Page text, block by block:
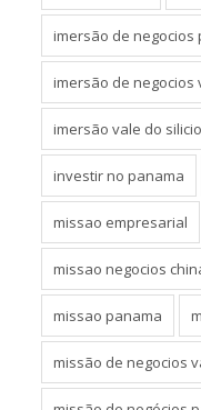
imersão de negocios
imersão de negocios
imersão vale do silicio
investir no panama
missao empresarial
missao negocios
missao panama
missão de negocios